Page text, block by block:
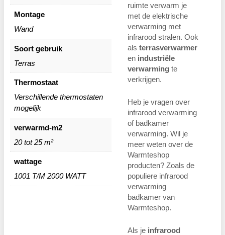
Montage
Wand
Soort gebruik
Terras
Thermostaat
Verschillende thermostaten
mogelijk
verwarmd-m2
20 tot 25 m²
wattage
1001 T/M 2000 WATT
ruimte verwarm je
met de elektrische
verwarming met
infrarood stralen. Ook
als terrasverwarmer
en industriële
verwarming te
verkrijgen.
Heb je vragen over
infrarood verwarming
of badkamer
verwarming. Wil je
meer weten over de
Warmteshop
producten? Zoals de
populiere infrarood
verwarming
badkamer van
Warmteshop.
Als je infrarood